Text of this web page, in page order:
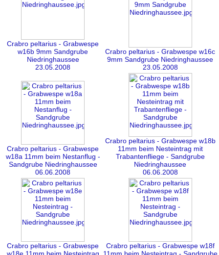
Crabro peltarius - Grabwespe
w16b 9mm Sandgrube
Niedringhaussee
23.05.2008
Crabro peltarius - Grabwespe w16c
9mm Sandgrube Niedringhaussee
23.05.2008
Crabro peltarius - Grabwespe
w18a 11mm beim Nestanflug -
Sandgrube Niedringhaussee
06.06.2008
Crabro peltarius - Grabwespe w18b
11mm beim Nesteintrag mit
Trabantenfliege - Sandgrube
Niedringhaussee
06.06.2008
Crabro peltarius - Grabwespe
Crabro peltarius - Grabwespe w18f